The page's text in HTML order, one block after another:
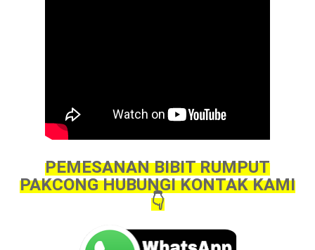
PEMESANAN BIBIT RUMPUT
PAKCONG HUBUNGI KONTAK KAMI
👇